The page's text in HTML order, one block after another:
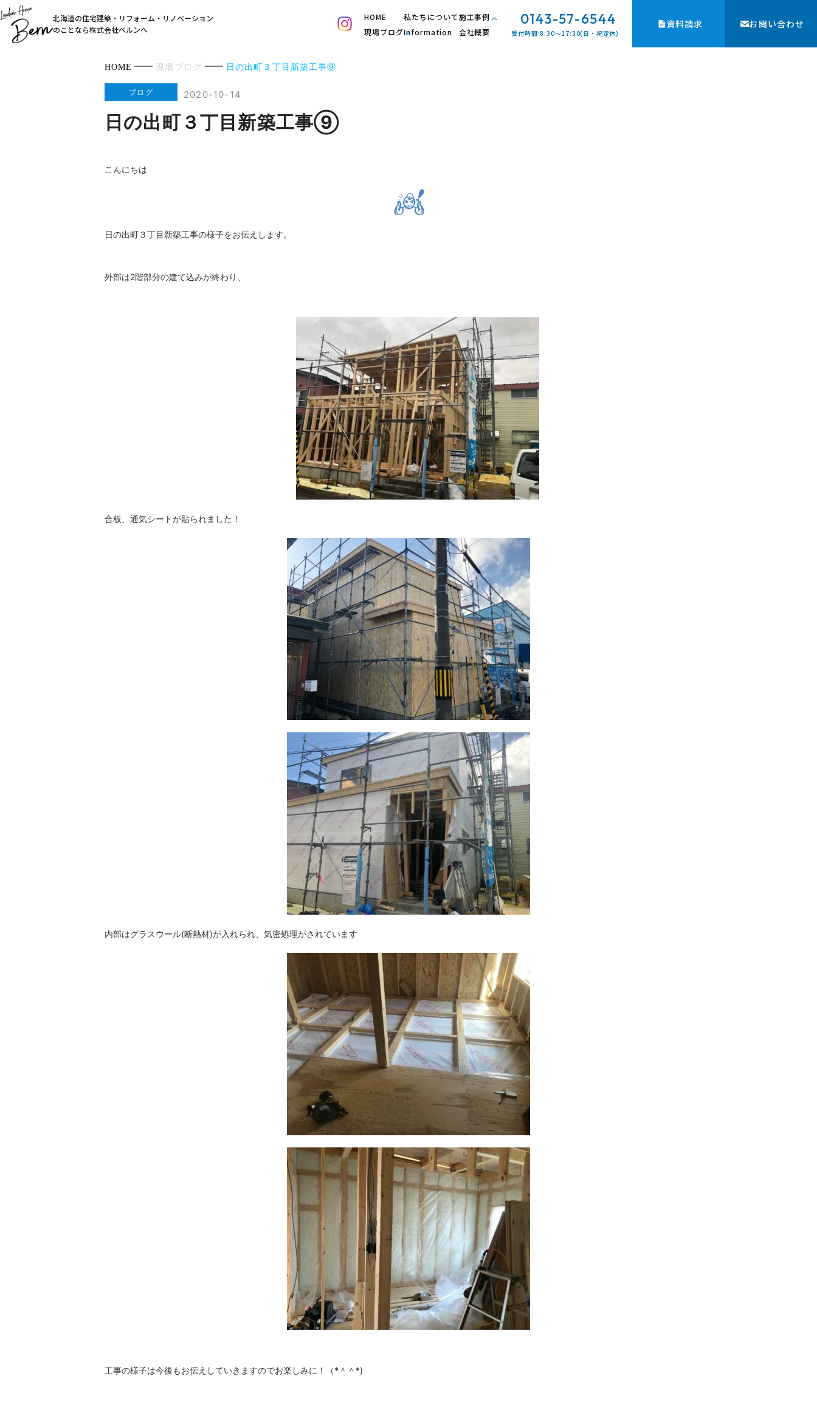
北海道の住宅建築・リフォーム・リノベーション
のことなら株式会社ベルンへ
HOME
現場ブログ
私たちについて
Information
施工事例
会社概要
0143-57-6544
受付時間:8:30〜17:30(日・祝定休)
資料請求 お問い合わせ
HOME 現場ブログ 日の出町３丁目新築工事⑨
ブログ 2020-10-14
日の出町３丁目新築工事⑨
こんにちは
日の出町３丁目新築工事の様子をお伝えします。
外部は2階部分の建て込みが終わり、
合板、通気シートが貼られました！
内部はグラスウール(断熱材)が入れられ、気密処理がされています
工事の様子は今後もお伝えしていきますのでお楽しみに！（*＾＾*)